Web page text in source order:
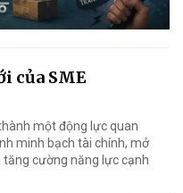
của SME
một động lực quan
minh bạch tài chính, mở
cường năng lực cạnh